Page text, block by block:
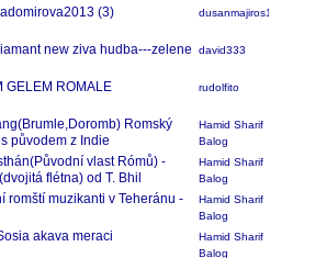
(3) dusanmajiros1
new ziva hudba---zelene
david333
GELEM ROMALE rudolfito
Romský
původem z Indie
Hamid Sharif
Balog
vlast Rómů) -
flétna) od T. Bhil
Hamid Sharif
Balog
romští muzikanti v Teheránu -
Hamid Sharif
Balog
akava meraci
Hamid Sharif
Balog